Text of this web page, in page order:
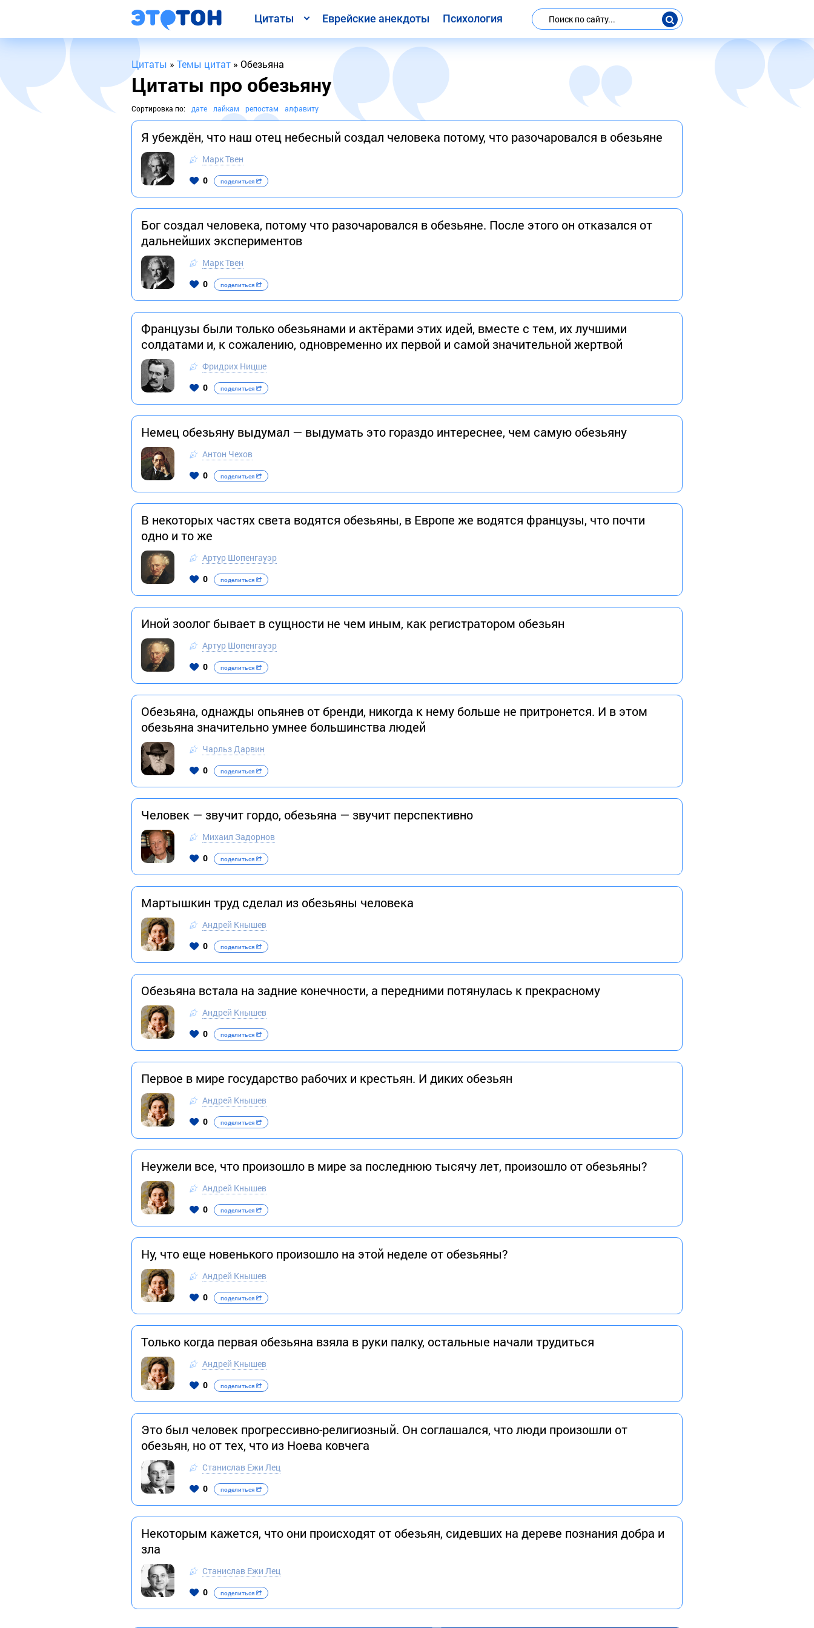
Цитаты Еврейские анекдоты Психология
Цитаты » Темы цитат » Обезьяна
Цитаты про обезьяну
Сортировка по: дате лайкам репостам алфавиту
Я убеждён, что наш отец небесный создал человека потому, что разочаровался в обезьяне
Марк Твен
0
поделиться
Бог создал человека, потому что разочаровался в обезьяне. После этого он отказался от
дальнейших экспериментов
Марк Твен
0
поделиться
Французы были только обезьянами и актёрами этих идей, вместе с тем, их лучшими
солдатами и, к сожалению, одновременно их первой и самой значительной жертвой
Фридрих Ницше
0
поделиться
Немец обезьяну выдумал — выдумать это гораздо интереснее, чем самую обезьяну
Антон Чехов
0
поделиться
В некоторых частях света водятся обезьяны, в Европе же водятся французы, что почти
одно и то же
Артур Шопенгауэр
0
поделиться
Иной зоолог бывает в сущности не чем иным, как регистратором обезьян
Артур Шопенгауэр
0
поделиться
Обезьяна, однажды опьянев от бренди, никогда к нему больше не притронется. И в этом
обезьяна значительно умнее большинства людей
Чарльз Дарвин
0
поделиться
Человек — звучит гордо, обезьяна — звучит перспективно
Михаил Задорнов
0
поделиться
Мартышкин труд сделал из обезьяны человека
Андрей Кнышев
0
поделиться
Обезьяна встала на задние конечности, а передними потянулась к прекрасному
Андрей Кнышев
0
поделиться
Первое в мире государство рабочих и крестьян. И диких обезьян
Андрей Кнышев
0
поделиться
Неужели все, что произошло в мире за последнюю тысячу лет, произошло от обезьяны?
Андрей Кнышев
0
поделиться
Ну, что еще новенького произошло на этой неделе от обезьяны?
Андрей Кнышев
0
поделиться
Только когда первая обезьяна взяла в руки палку, остальные начали трудиться
Андрей Кнышев
0
поделиться
Это был человек прогрессивно-религиозный. Он соглашался, что люди произошли от
обезьян, но от тех, что из Ноева ковчега
Станислав Ежи Лец
0
поделиться
Некоторым кажется, что они происходят от обезьян, сидевших на дереве познания добра и
зла
Станислав Ежи Лец
0
поделиться